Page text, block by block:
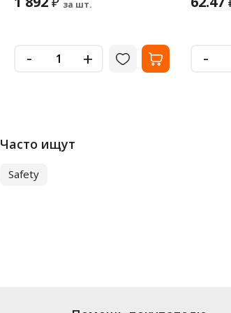
за шт.
- + -
Часто ищут
Safety
. В ассортименте интернет-магазина